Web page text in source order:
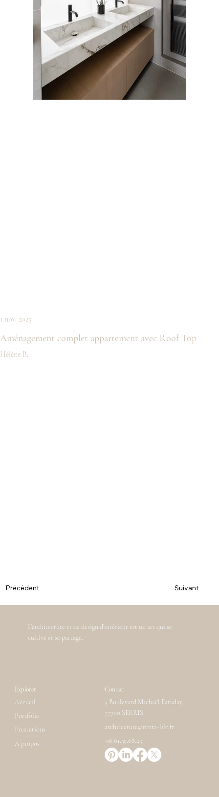
1 nov. 2025
Aménagement complet appartement avec Roof Top
Hélène B.
Précédent Suivant
L’architecture et de design d’intérieur est un art qui se
cultive et se partage.
Explorer
Accueil
Prestations
Portfolio
A propos
Contact
4 Boulevard Michaël Faraday,
77700 SERRIS
architecture@renta-life.fr
06.61.35.68.23